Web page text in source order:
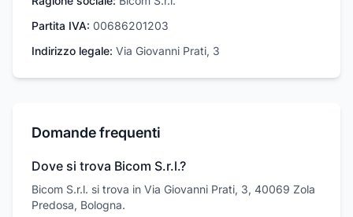
Partita IVA: 00686201203
Indirizzo legale: Via Giovanni Prati, 3
Domande frequenti
Dove si trova Bicom S.r.l.?
Bicom S.r.l. si trova in Via Giovanni Prati, 3, 40069 Zola
Predosa, Bologna.